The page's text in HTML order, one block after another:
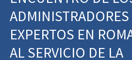
ADMINISTRADORES
EXPERTOS EN
AL SERVICIO DE LA